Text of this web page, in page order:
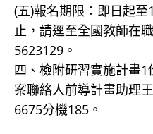
(五)報名期限：即日起
止，請逕至全國教師在
5623129。
四、檢附研習實施計畫
案聯絡人前導計畫助理
6675分機185。